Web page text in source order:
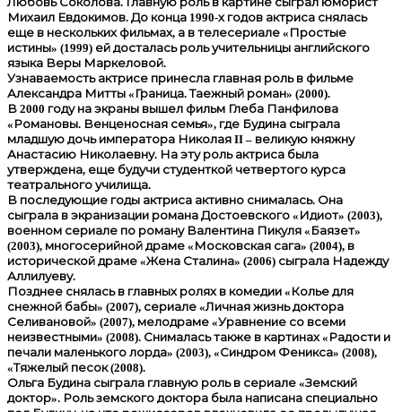
Михаил Евдокимов. До конца 1990-х годов актриса снялась
еще в нескольких фильмах, а в телесериале «Простые
истины» (1999) ей досталась роль учительницы английского
языка Веры Маркеловой.
Узнаваемость актрисе принесла главная роль в фильме
Александра Митты «Граница. Таежный роман» (2000).
В 2000 году на экраны вышел фильм Глеба Панфилова
«Романовы. Венценосная семья», где Будина сыграла
младшую дочь императора Николая II – великую княжну
Анастасию Николаевну. На эту роль актриса была
утверждена, еще будучи студенткой четвертого курса
театрального училища.
В последующие годы актриса активно снималась. Она
сыграла в экранизации романа Достоевского «Идиот» (2003),
военном сериале по роману Валентина Пикуля «Баязет»
(2003), многосерийной драме «Московская сага» (2004), в
исторической драме «Жена Сталина» (2006) сыграла Надежду
Аллилуеву.
Позднее снялась в главных ролях в комедии «Колье для
снежной бабы» (2007), сериале «Личная жизнь доктора
Селивановой» (2007), мелодраме «Уравнение со всеми
неизвестными» (2008). Снималась также в картинах «Радости и
печали маленького лорда» (2003), «Синдром Феникса» (2008),
«Тяжелый песок (2008).
Ольга Будина сыграла главную роль в сериале «Земский
доктор». Роль земского доктора была написана специально